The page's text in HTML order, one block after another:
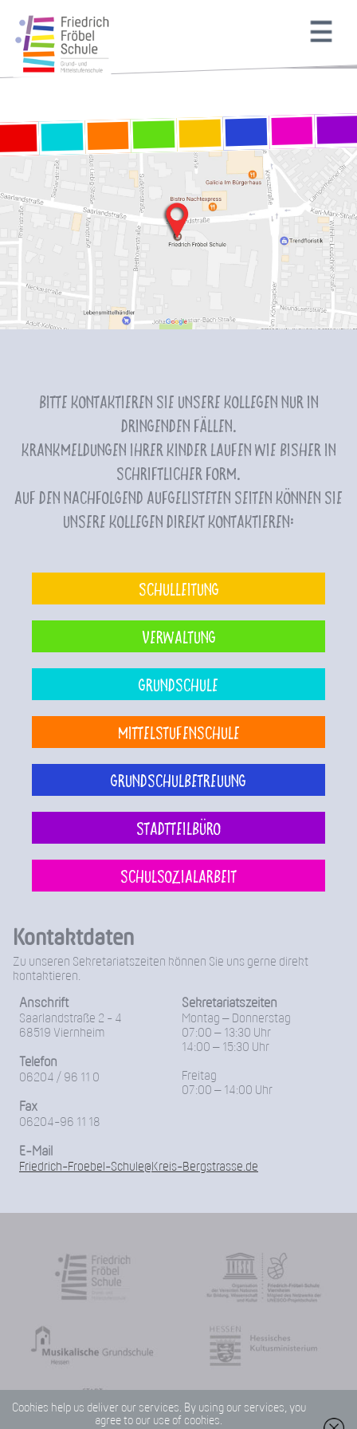
Bitte kontaktieren Sie unsere Kollegen nur in
dringenden Fällen.
Krankmeldungen Ihrer Kinder laufen wie bisher in
schriftlicher Form.
Auf den nachfolgend aufgelisteten Seiten können Sie
unsere Kollegen direkt kontaktieren:
Schulleitung
Verwaltung
Grundschule
Mittelstufenschule
Grundschulbetreuung
Stadtteilbüro
Schulsozialarbeit
Kontaktdaten
Zu unseren Sekretariatszeiten können Sie uns gerne direkt
kontaktieren.
Anschrift
Saarlandstraße 2 - 4
68519 Viernheim
Telefon
06204 / 96 11 0
Fax
06204-96 11 18
Sekretariatszeiten
Montag – Donnerstag
07:00 – 13:30 Uhr
14:00 – 15:30 Uhr
Freitag
07:00 – 14:00 Uhr
E-Mail
Friedrich-Froebel-Schule@Kreis-Bergstrasse.de
Cookies help us deliver our services. By using our services, you
agree to our use of cookies.